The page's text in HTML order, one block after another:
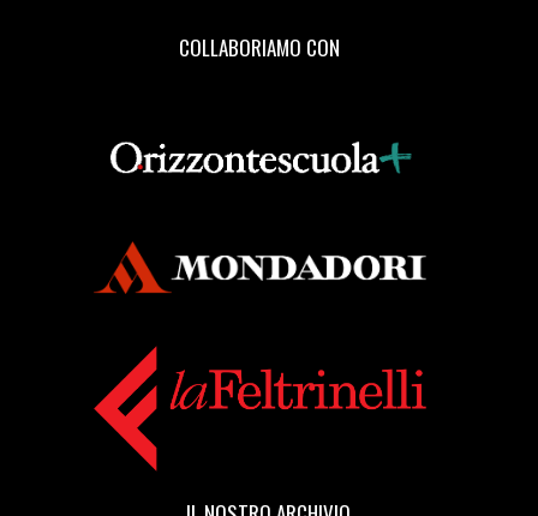
COLLABORIAMO CON